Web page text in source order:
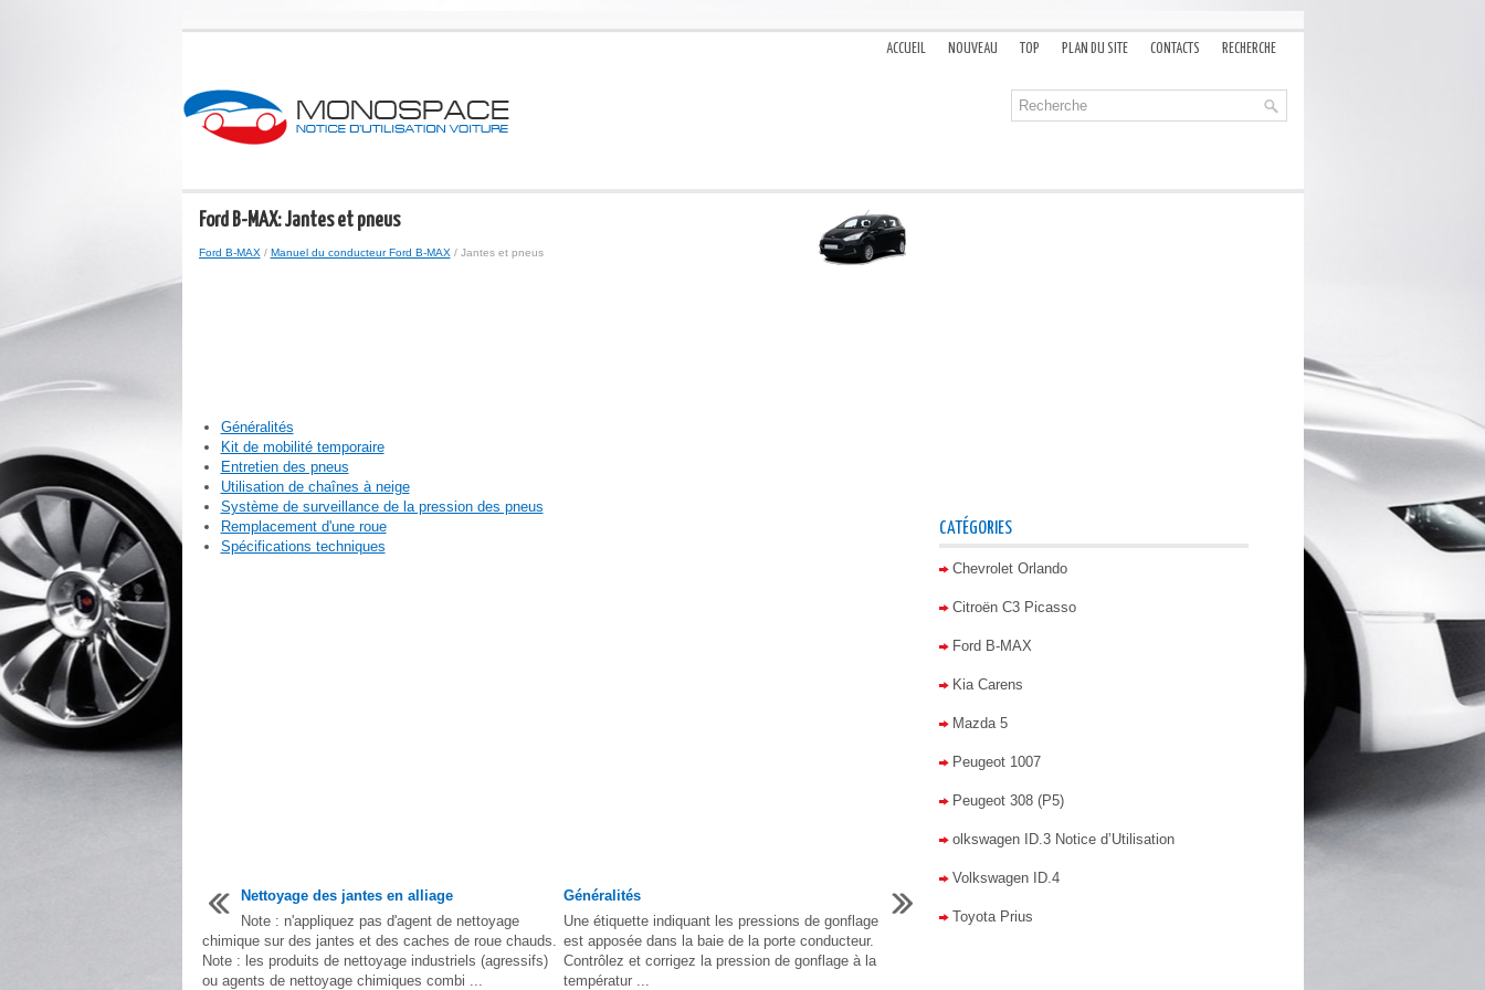
ACCUEIL NOUVEAU TOP PLAN DU SITE CONTACTS RECHERCHE
Ford B-MAX: Jantes et pneus
Ford B-MAX / Manuel du conducteur Ford B-MAX / Jantes et pneus
Généralités
Kit de mobilité temporaire
Entretien des pneus
Utilisation de chaînes à neige
Système de surveillance de la pression des pneus
Remplacement d'une roue
Spécifications techniques
Nettoyage des jantes en alliage
Note : n'appliquez pas d'agent de nettoyage
chimique sur des jantes et des caches de roue chauds.
Note : les produits de nettoyage industriels (agressifs)
ou agents de nettoyage chimiques combi ...
Généralités
Une étiquette indiquant les pressions de gonflage
est apposée dans la baie de la porte conducteur.
Contrôlez et corrigez la pression de gonflage à la
températur ...
CATÉGORIES
Chevrolet Orlando
Citroën C3 Picasso
Ford B-MAX
Kia Carens
Mazda 5
Peugeot 1007
Peugeot 308 (P5)
olkswagen ID.3 Notice d’Utilisation
Volkswagen ID.4
Toyota Prius